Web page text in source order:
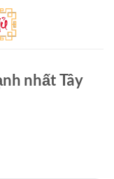
nhất Tây